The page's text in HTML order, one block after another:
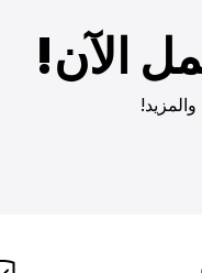
الآن!